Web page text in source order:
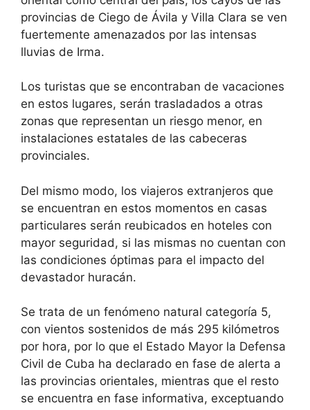
provincias de Ciego de Ávila y Villa Clara se ven
fuertemente amenazados por las intensas
lluvias de Irma.
Los turistas que se encontraban de vacaciones
en estos lugares, serán trasladados a otras
zonas que representan un riesgo menor, en
instalaciones estatales de las cabeceras
provinciales.
Del mismo modo, los viajeros extranjeros que
se encuentran en estos momentos en casas
particulares serán reubicados en hoteles con
mayor seguridad, si las mismas no cuentan con
las condiciones óptimas para el impacto del
devastador huracán.
Se trata de un fenómeno natural categoría 5,
con vientos sostenidos de más 295 kilómetros
por hora, por lo que el Estado Mayor la Defensa
Civil de Cuba ha declarado en fase de alerta a
las provincias orientales, mientras que el resto
se encuentra en fase informativa, exceptuando